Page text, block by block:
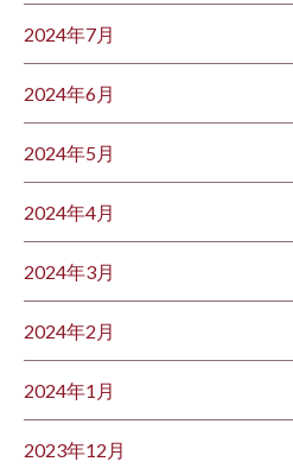
2024年7月
2024年6月
2024年5月
2024年4月
2024年3月
2024年2月
2024年1月
2023年12月